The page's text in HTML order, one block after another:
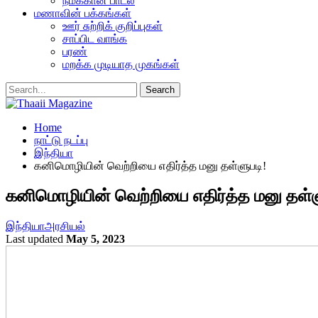
மணாவின் பக்கங்கள்
ஊர் சுற்றிக் குறிப்புகள்
சாப்பிட வாங்க
பரண்
மறக்க முடியாத முகங்கள்
Home
நாட்டு நடப்பு
இந்தியா
கனிமொழியின் வெற்றியை எதிர்த்த மனு தள்ளுபடி!
கனிமொழியின் வெற்றியை எதிர்த்த மனு
இந்தியாஅரசியல்
Last updated May 5, 2023